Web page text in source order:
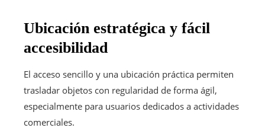
Ubicación estratégica y fácil
accesibilidad
El acceso sencillo y una ubicación práctica permiten
trasladar objetos con regularidad de forma ágil,
especialmente para usuarios dedicados a actividades
comerciales.